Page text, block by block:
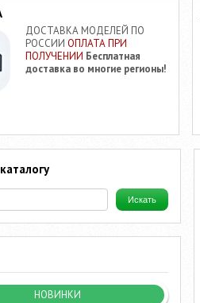
ДОСТАВКА МОДЕЛЕЙ ПО
РОССИИ ОПЛАТА ПРИ
ПОЛУЧЕНИИ Бесплатная
доставка во многие регионы!
НОВИНКИ